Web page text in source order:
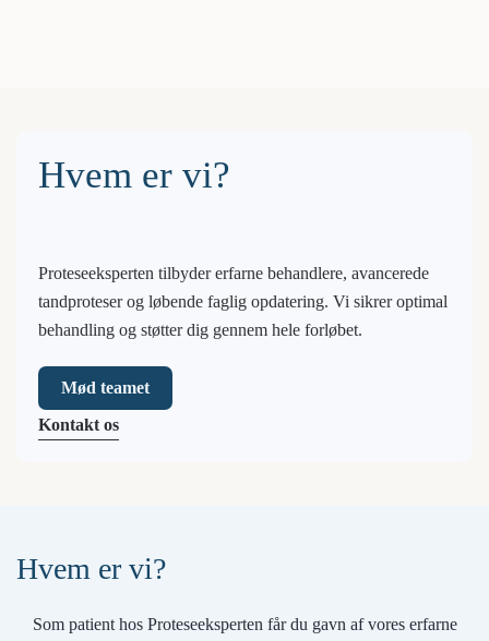
Hvem er vi?
Proteseeksperten tilbyder erfarne behandlere, avancerede
tandproteser og løbende faglig opdatering. Vi sikrer optimal
behandling og støtter dig gennem hele forløbet.
Mød teamet
Kontakt os
Hvem er vi?
Som patient hos Proteseeksperten får du gavn af vores erfarne